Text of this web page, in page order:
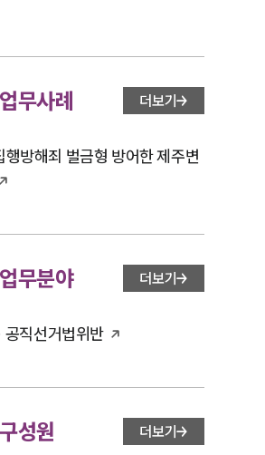
무사례 더보기
행방해죄 벌금형 방어한 제주변
무분야 더보기
공직선거법위반
성원 더보기